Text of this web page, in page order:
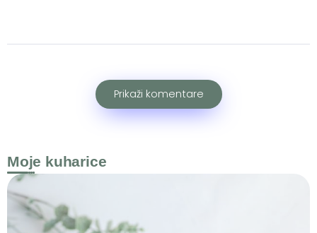
Prikaži komentare
Moje kuharice